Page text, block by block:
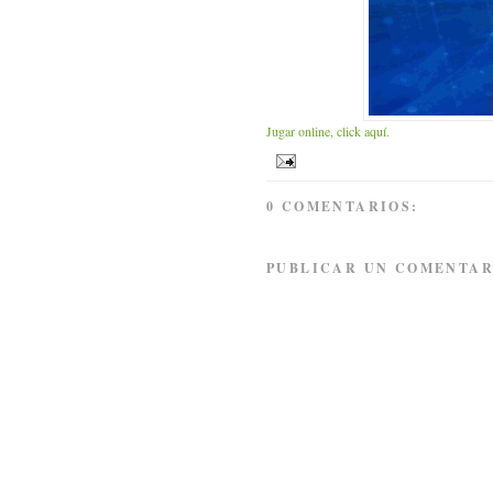
Jugar online, click aquí.
0 COMENTARIOS:
PUBLICAR UN